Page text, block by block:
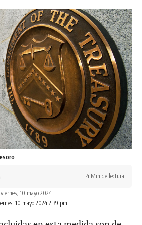
10 mayo 2024 2:39 pm
10 mayo 2024
4 Min de lectura